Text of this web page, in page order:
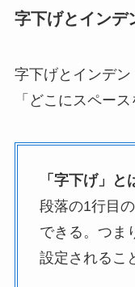
字下げとインデ
字下げとインデ
「どこにスペー
「字下げ」と
段落の1行目
できる。つま
設定されるこ